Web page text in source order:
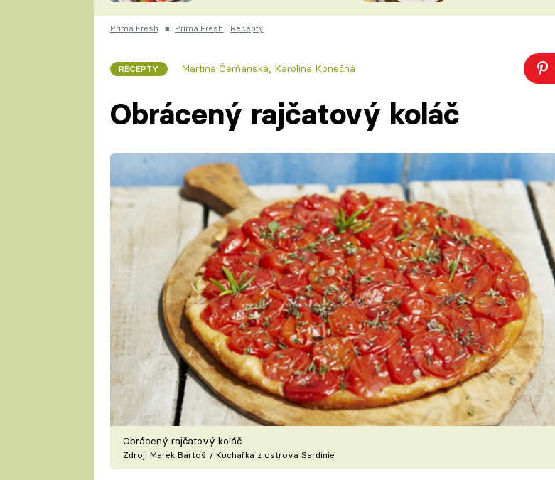
JAROSLAV SAPÍK
ČESKO NA TALÍŘI
DOMÁCÍ
Prima Fresh ■ Prima Fresh Recepty
RECEPTY Martina Čerňanská, Karolina Konečná
Obrácený rajčatový koláč
Obrácený rajčatový koláč
Zdroj: Marek Bartoš / Kuchařka z ostrova Sardinie